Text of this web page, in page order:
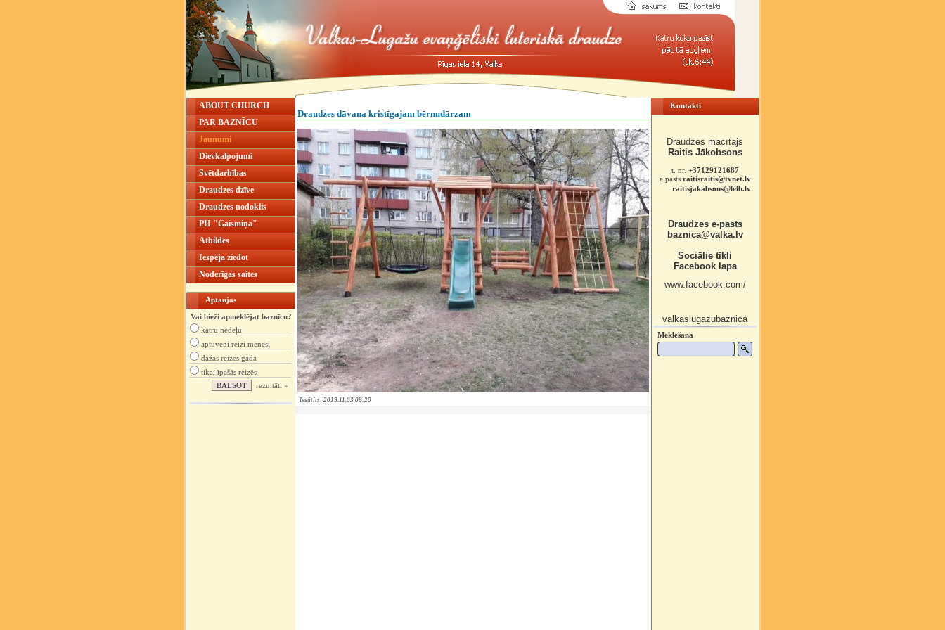
ABOUT CHURCH
PAR BAZNĪCU
Jaunumi
Dievkalpojumi
Svētdarbības
Draudzes dzīve
Draudzes nodoklis
PII "Gaismiņa"
Atbildes
Iespēja ziedot
Noderīgas saites
Aptaujas
Vai bieži apmeklējat baznīcu?
katru nedēļu
aptuveni reizi mēnesī
dažas reizes gadā
tikai īpašās reizēs
rezultāti »
Draudzes dāvana kristīgajam bērnudārzam
Iesūtīts: 2019.11.03 09:20
Kontakti
Draudzes mācītājs
Raitis Jākobsons
t. nr. +37129121687
e pasts raitisraitis@tvnet.lv
raitisjakabsons@lelb.lv
Draudzes e-pasts
baznica@valka.lv
Sociālie tīkli
Facebook lapa
www.facebook.com/
valkaslugazubaznica
Meklēšana